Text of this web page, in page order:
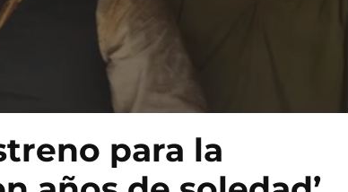
para la